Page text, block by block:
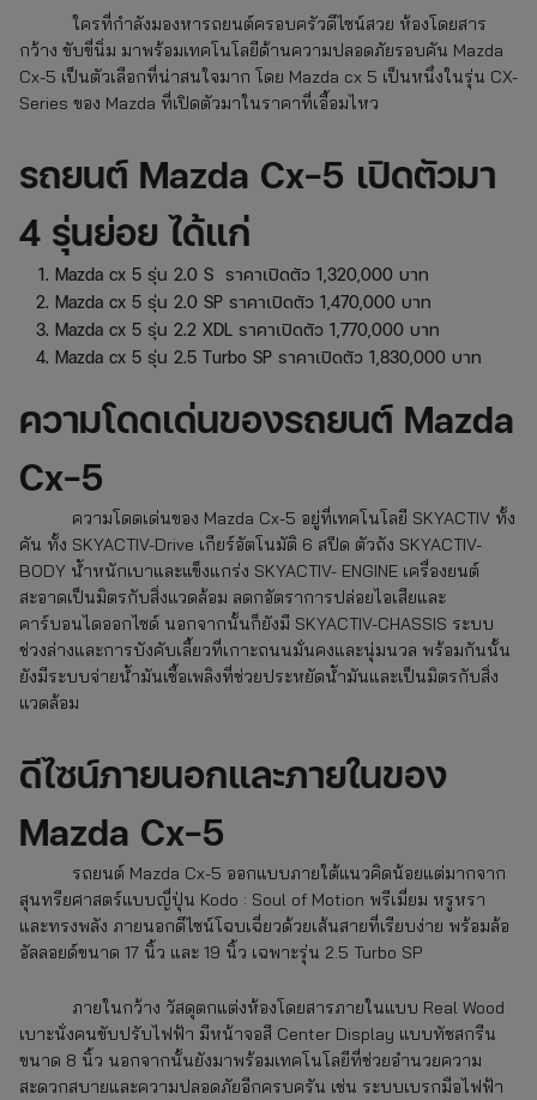
ใครที่กำลังมองหารถยนต์ครอบครัวดีไซน์สวย ห้องโดยสาร
กว้าง ขับขี่นิ่ม มาพร้อมเทคโนโลยีด้านความปลอดภัยรอบคัน Mazda
Cx-5 เป็นตัวเลือกที่น่าสนใจมาก โดย Mazda cx 5 เป็นหนึ่งในรุ่น CX-
Series ของ Mazda ที่เปิดตัวมาในราคาที่เอื้อมไหว
รถยนต์ Mazda Cx-5 เปิดตัวมา
4 รุ่นย่อย ได้แก่
Mazda cx 5 รุ่น 2.0 S ราคาเปิดตัว 1,320,000 บาท
Mazda cx 5 รุ่น 2.0 SP ราคาเปิดตัว 1,470,000 บาท
Mazda cx 5 รุ่น 2.2 XDL ราคาเปิดตัว 1,770,000 บาท
Mazda cx 5 รุ่น 2.5 Turbo SP ราคาเปิดตัว 1,830,000 บาท
ความโดดเด่นของรถยนต์ Mazda
Cx-5
ความโดดเด่นของ Mazda Cx-5 อยู่ที่เทคโนโลยี SKYACTIV ทั้ง
คัน ทั้ง SKYACTIV-Drive เกียร์อัตโนมัติ 6 สปีด ตัวถัง SKYACTIV-
BODY น้ำหนักเบาและแข็งแกร่ง SKYACTIV- ENGINE เครื่องยนต์
สะอาดเป็นมิตรกับสิ่งแวดล้อม ลดกอัตราการปล่อยไอเสียและ
คาร์บอนไดออกไซด์ นอกจากนั้นก็ยังมี SKYACTIV-CHASSIS ระบบ
ช่วงล่างและการบังคับเลี้ยวที่เกาะถนนมั่นคงและนุ่มนวล พร้อมกันนั้น
ยังมีระบบจ่ายน้ำมันเชื้อเพลิงที่ช่วยประหยัดน้ำมันและเป็นมิตรกับสิ่ง
แวดล้อม
ดีไซน์ภายนอกและภายในของ
Mazda Cx-5
รถยนต์ Mazda Cx-5 ออกแบบภายใต้แนวคิดน้อยแต่มากจาก
สุนทรียศาสตร์แบบญี่ปุ่น Kodo : Soul of Motion พรีเมี่ยม หรูหรา
และทรงพลัง ภายนอกดีไซน์โฉบเฉี่ยวด้วยเส้นสายที่เรียบง่าย พร้อมล้อ
อัลลอยด์ขนาด 17 นิ้ว และ 19 นิ้ว เฉพาะรุ่น 2.5 Turbo SP
ภายในกว้าง วัสดุตกแต่งห้องโดยสารภายในแบบ Real Wood
เบาะนั่งคนขับปรับไฟฟ้า มีหน้าจอสี Center Display แบบทัชสกรีน
ขนาด 8 นิ้ว นอกจากนั้นยังมาพร้อมเทคโนโลยีที่ช่วยอำนวยความ
สะดวกสบายและความปลอดภัยอีกครบครัน เช่น ระบบเบรกมือไฟฟ้า